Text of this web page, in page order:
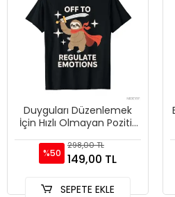
Duyguları Düzenlemek
İçin Hızlı Olmayan Pozitif
Kadınlar İçin %100 Pam
%50
298,00 TL
149,00 TL
SEPETE EKLE